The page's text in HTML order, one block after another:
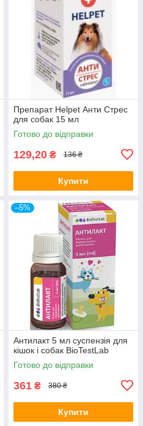
Препарат Helpet Анти Стрес
для собак 15 мл
Готово до відправки
129,20 ₴ 136 ₴
Купити
–5%
Антилакт 5 мл суспензія для
кішок і собак BioTestLab
Готово до відправки
361 ₴ 380 ₴
Купити